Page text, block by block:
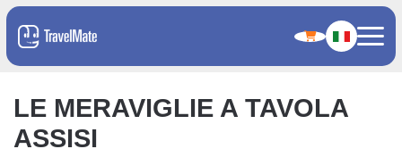
LE MERAVIGLIE A TAVOLA
ASSISI